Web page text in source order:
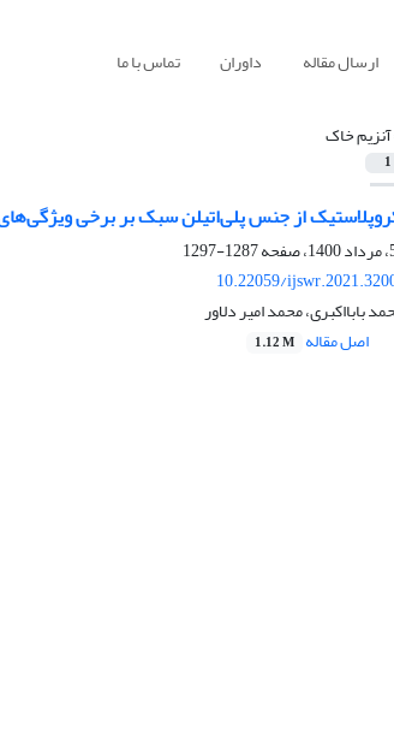
ارسال مقاله داوران تماس با ما
آنزیم خاک
1
از جنس پلی‌اتیلن سبک بر برخی
1287-1297
10.22059/
بابااکبری، محمد امیر دلاور
اصل مقاله 1.12 M